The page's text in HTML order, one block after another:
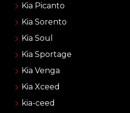
Kia Picanto
Kia Sorento
Kia Soul
Kia Sportage
Kia Venga
Kia Xceed
kia-ceed